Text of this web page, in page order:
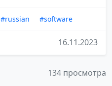
#russian #software
16.11.2023
134 просмотра